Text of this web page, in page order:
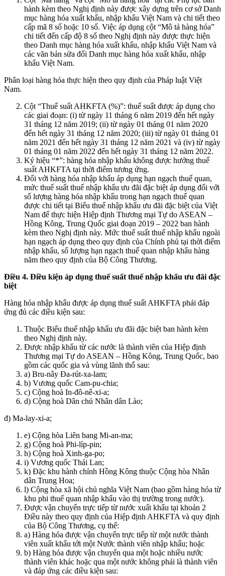
hành kèm theo Nghị định này được xây dựng trên cơ sở Danh
mục hàng hóa xuất khẩu, nhập khẩu Việt Nam và chi tiết theo
cấp mã 8 số hoặc 10 số. Việc áp dụng cột “Mô tả hàng hóa”
chi tiết đến cấp độ 8 số theo Nghị định này được thực hiện
theo Danh mục hàng hóa xuất khẩu, nhập khẩu Việt Nam và
các văn bản sửa đổi Danh mục hàng hóa xuất khẩu, nhập
khẩu Việt Nam.
Phân loại hàng hóa thực hiện theo quy định của Pháp luật Việt
Nam.
Cột “Thuế suất AHKFTA (%)”: thuế suất được áp dụng cho
các giai đoạn: (i) từ ngày 11 tháng 6 năm 2019 đến hết ngày
31 tháng 12 năm 2019; (ii) từ ngày 01 tháng 01 năm 2020
đến hết ngày 31 tháng 12 năm 2020; (iii) từ ngày 01 tháng 01
năm 2021 đến hết ngày 31 tháng 12 năm 2021 và (iv) từ ngày
01 tháng 01 năm 2022 đến hết ngày 31 tháng 12 năm 2022.
Ký hiệu “*ˮ: hàng hóa nhập khẩu không được hưởng thuế
suất AHKFTA tại thời điểm tương ứng.
Đối với hàng hóa nhập khẩu áp dụng hạn ngạch thuế quan,
mức thuế suất thuế nhập khẩu ưu đãi đặc biệt áp dụng đối với
số lượng hàng hóa nhập khẩu trong hạn ngạch thuế quan
được chi tiết tại Biểu thuế nhập khẩu ưu đãi đặc biệt của Việt
Nam để thực hiện Hiệp định Thương mại Tự do ASEAN –
Hồng Kông, Trung Quốc giai đoạn 2019 – 2022 ban hành
kèm theo Nghị định này. Mức thuế suất thuế nhập khẩu ngoài
hạn ngạch áp dụng theo quy định của Chính phủ tại thời điểm
nhập khẩu, số lượng hạn ngạch thuế quan nhập khẩu hàng
năm theo quy định của Bộ Công Thương.
Điều 4. Điều kiện áp dụng thuế suất thuế nhập khẩu ưu đãi đặc
biệt
Hàng hóa nhập khẩu được áp dụng thuế suất AHKFTA phải đáp
ứng đủ các điều kiện sau:
Thuộc Biểu thuế nhập khẩu ưu đãi đặc biệt ban hành kèm
theo Nghị định này.
Được nhập khẩu từ các nước là thành viên của Hiệp định
Thương mại Tự do ASEAN – Hồng Kông, Trung Quốc, bao
gồm các quốc gia và vùng lãnh thổ sau:
a) Bru-nây Đa-rút-xa-lam;
b) Vương quốc Cam-pu-chia;
c) Cộng hoà In-đô-nê-xi-a;
d) Cộng hoà Dân chủ Nhân dân Lào;
đ) Ma-lay-xi-a;
e) Cộng hòa Liên bang Mi-an-ma;
g) Cộng hoà Phi-líp-pin;
h) Cộng hoà Xinh-ga-po;
i) Vương quốc Thái Lan;
k) Đặc khu hành chính Hồng Kông thuộc Cộng hòa Nhân
dân Trung Hoa;
l) Cộng hòa xã hội chủ nghĩa Việt Nam (bao gồm hàng hóa từ
khu phi thuế quan nhập khẩu vào thị trường trong nước).
Được vận chuyển trực tiếp từ nước xuất khẩu tại khoản 2
Điều này theo quy định của Hiệp định AHKFTA và quy định
của Bộ Công Thương, cụ thể:
a) Hàng hóa được vận chuyển trực tiếp từ một nước thành
viên xuất khẩu tới một Nước thành viên nhập khẩu; hoặc
b) Hàng hóa được vận chuyển qua một hoặc nhiều nước
thành viên khác hoặc qua một nước không phải là thành viên
và đáp ứng các điều kiện sau: